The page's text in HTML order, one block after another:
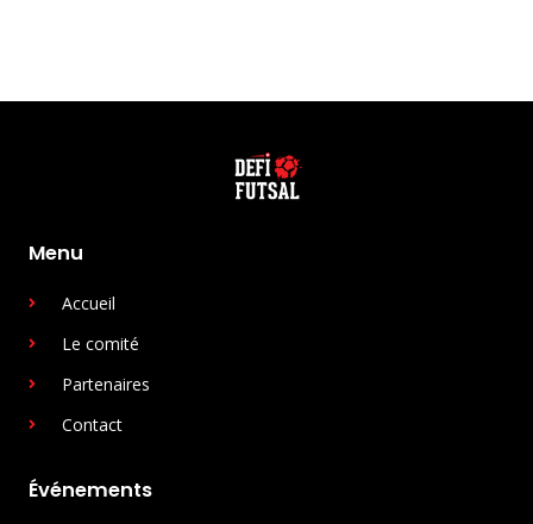
Menu
Accueil
Le comité
Partenaires
Contact
Événements